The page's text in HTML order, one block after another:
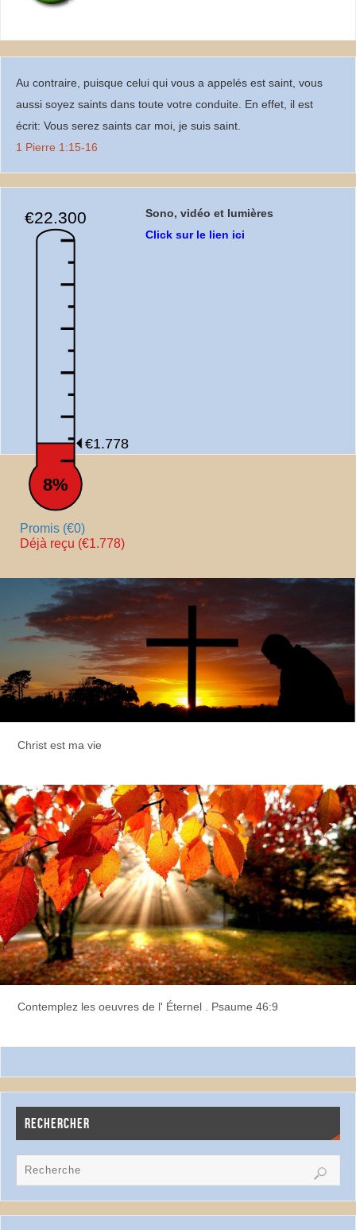
Au contraire, puisque celui qui vous a appelés est saint, vous
aussi soyez saints dans toute votre conduite. En effet, il est
écrit: Vous serez saints car moi, je suis saint.
1 Pierre 1:15-16
€22.300
€1.778
8%
Promis (€0)
Déjà reçu (€1.778)
Sono, vidéo et lumières
Click sur le lien ici
Christ est ma vie
Contemplez les oeuvres de l' Éternel . Psaume 46:9
RECHERCHER